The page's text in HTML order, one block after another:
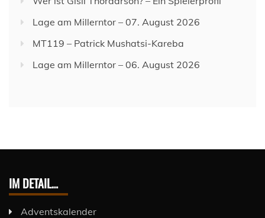
Lage am Millerntor – 07. August 2026
MT119 – Patrick Mushatsi-Kareba
Lage am Millerntor – 06. August 2026
IM DETAIL…
Adventskalender